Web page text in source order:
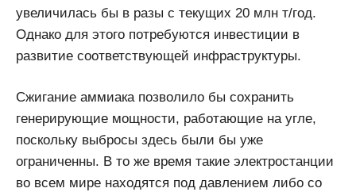
увеличилась бы в разы с текущих 20 млн т/год.
Однако для этого потребуются инвестиции в
развитие соответствующей инфраструктуры.
Сжигание аммиака позволило бы сохранить
генерирующие мощности, работающие на угле,
поскольку выбросы здесь были бы уже
ограниченны. В то же время такие электростанции
во всем мире находятся под давлением либо со